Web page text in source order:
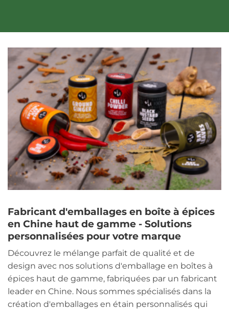
Fabricant d'emballages en boîte à épices
en Chine haut de gamme - Solutions
personnalisées pour votre marque
Découvrez le mélange parfait de qualité et de
design avec nos solutions d'emballage en boîtes à
épices haut de gamme, fabriquées par un fabricant
leader en Chine. Nous sommes spécialisés dans la
création d'emballages en étain personnalisés qui